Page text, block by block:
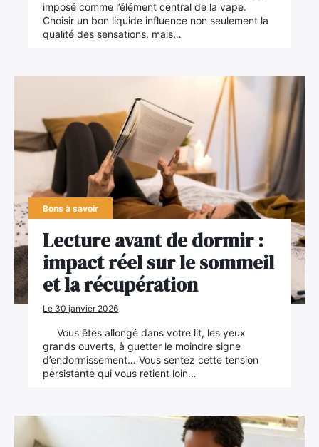
imposé comme l’élément central de la vape.
Choisir un bon liquide influence non seulement la
qualité des sensations, mais…
Bons à savoir
Lecture avant de dormir :
impact réel sur le sommeil
et la récupération
Le 30 janvier 2026
Vous êtes allongé dans votre lit, les yeux
grands ouverts, à guetter le moindre signe
d’endormissement… Vous sentez cette tension
persistante qui vous retient loin…